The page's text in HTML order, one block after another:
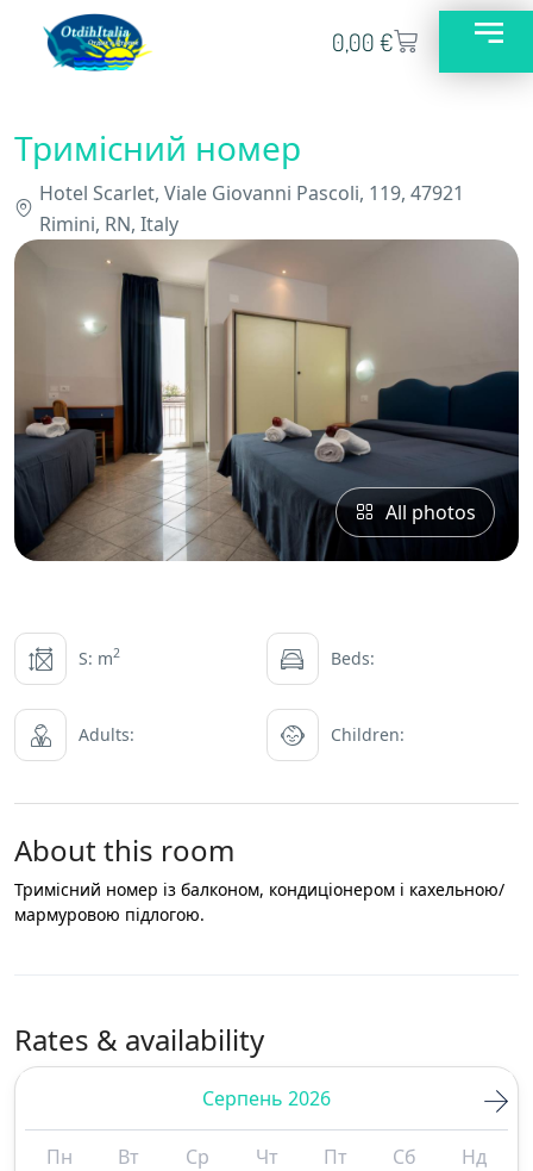
0,00€
Тримісний номер
Hotel Scarlet, Viale Giovanni Pascoli, 119, 47921
Rimini, RN, Italy
All photos
S: m2 Beds:
Adults: Children:
About this room
Тримісний номер із балконом, кондиціонером і кахельною/
мармуровою підлогою.
Rates & availability
Серпень 2026
Пн Вт Ср Чт Пт Сб Нд